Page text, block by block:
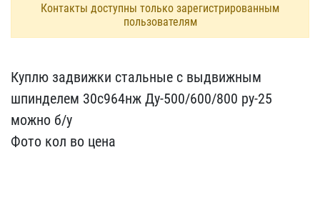
Контакты доступны только зарегистрированным
пользователям
Куплю задвижки стальные ​с выдвижным
шпинделем 30​с964нж Ду-500/600/800 ру​-25
можно б/у
Фото кол в​о цена